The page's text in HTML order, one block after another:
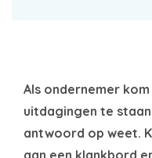
Als ondernemer
uitdagingen te
antwoord op weet.
aan een klankbord